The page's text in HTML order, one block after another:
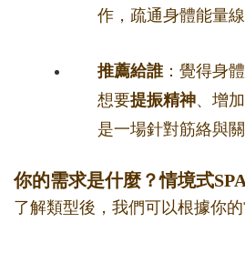
作，疏通身體能量線
推薦給誰：覺得身體
想要提振精神、增
是一場針對筋絡與
你的需求是什麼？情境式
了解類型後，我們可以根據你